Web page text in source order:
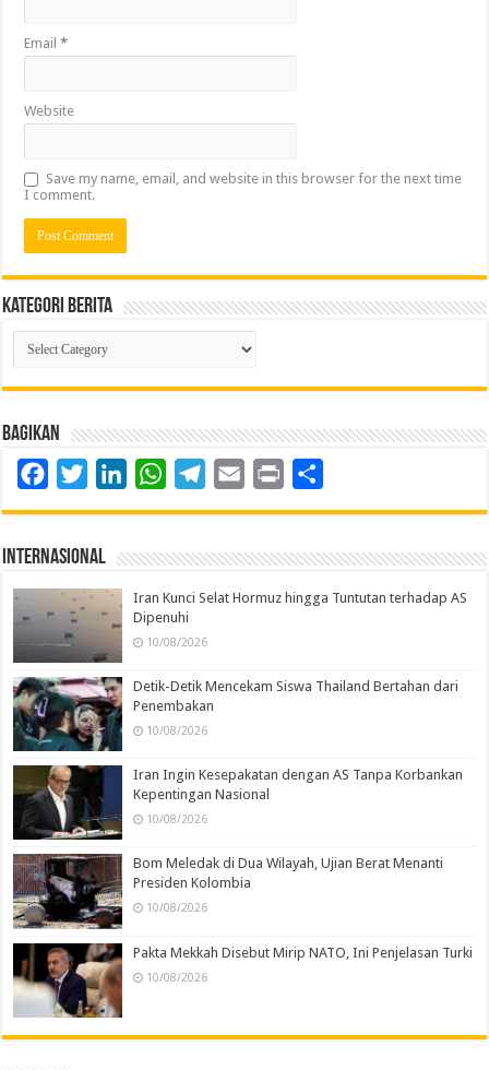
Email*
Website
Save my name, email, and website in this browser for the next time
I comment.
Kategori Berita
Kategori
Berita
Bagikan
FacebookTwitterLinkedInWhatsAppTelegram
Email Print
Internasional
Iran Kunci Selat Hormuz hingga Tuntutan terhadap AS
Dipenuhi
10/08/2026
Detik-Detik Mencekam Siswa Thailand Bertahan dari
Penembakan
10/08/2026
Iran Ingin Kesepakatan dengan AS Tanpa Korbankan
Kepentingan Nasional
10/08/2026
Bom Meledak di Dua Wilayah, Ujian Berat Menanti
Presiden Kolombia
10/08/2026
Pakta Mekkah Disebut Mirip NATO, Ini Penjelasan Turki
10/08/2026